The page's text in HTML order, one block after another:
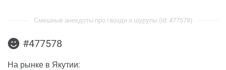
Смешные анекдоты про гвозди и шурупы (id: 477578)
#477578
На рынке в Якутии: